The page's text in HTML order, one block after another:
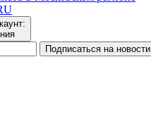
Подписаться на новости